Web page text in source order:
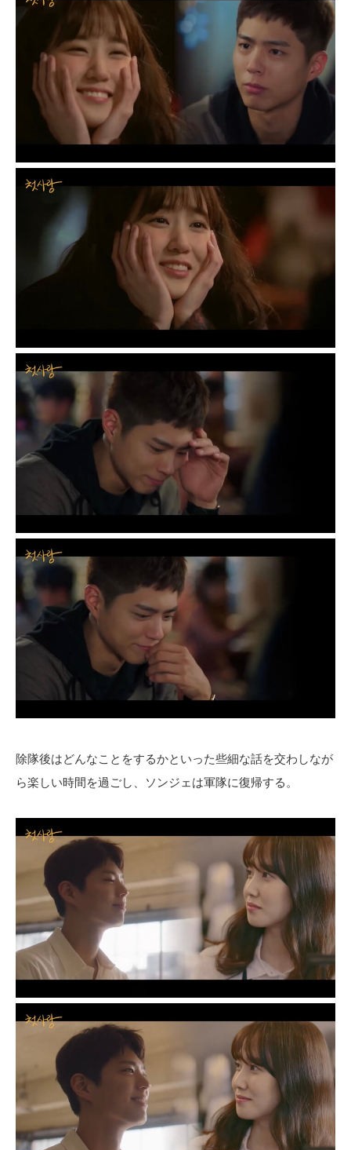
除隊後はどんなことをするかといった些細な話を交わしなが
ら楽しい時間を過ごし、ソンジェは軍隊に復帰する。